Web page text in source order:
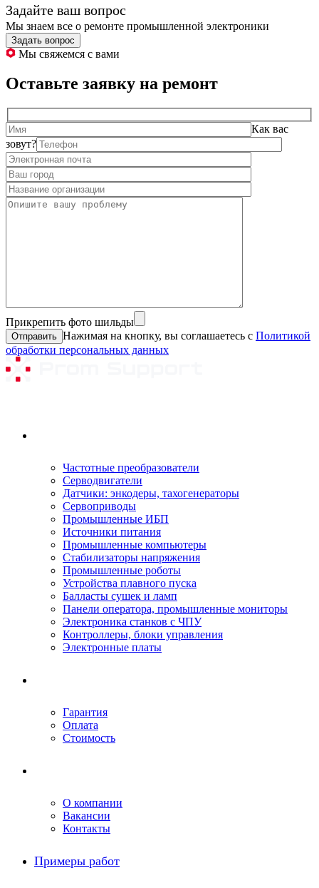
Задайте ваш вопрос
Мы знаем все о ремонте промышленной электроники
Задать вопрос
Мы свяжемся с вами
Оставьте заявку на ремонт
Как вас
зовут?
Прикрепить фото шильды
Нажимая на кнопку, вы соглашаетесь с Политикой
обработки персональных данных
Частотные преобразователи
Серводвигатели
Датчики: энкодеры, тахогенераторы
Сервоприводы
Промышленные ИБП
Источники питания
Промышленные компьютеры
Стабилизаторы напряжения
Промышленные роботы
Устройства плавного пуска
Балласты сушек и ламп
Панели оператора, промышленные мониторы
Электроника станков с ЧПУ
Контроллеры, блоки управления
Электронные платы
Гарантия
Оплата
Стоимость
О компании
Вакансии
Контакты
Примеры работ